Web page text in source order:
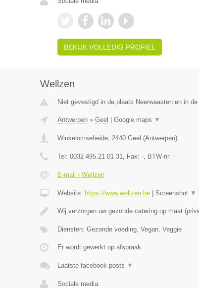
BEKIJK VOLLEDIG PROFIEL
Wellzen
Niet gevestigd in de plaats Neerwaasten en in
Antwerpen» Geel Google maps ▼
Winkelomseheide, 2440 Geel (Antwerpen)
Tel: 0032 495 21 01 31, Fax: -, BTW-nr: -
E-mail › Wellzen
Website: https://www.wellzen.be| Screenshot ▼
Wij verzorgen uw gezonde catering op maat
Diensten: Gezonde voeding, Vegan, Veggie
Er wordt gewerkt op afspraak.
Laatste facebook posts ▼
Sociale media: